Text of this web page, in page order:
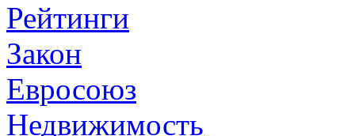
Рейтинги
Закон
Евросоюз
Недвижимость